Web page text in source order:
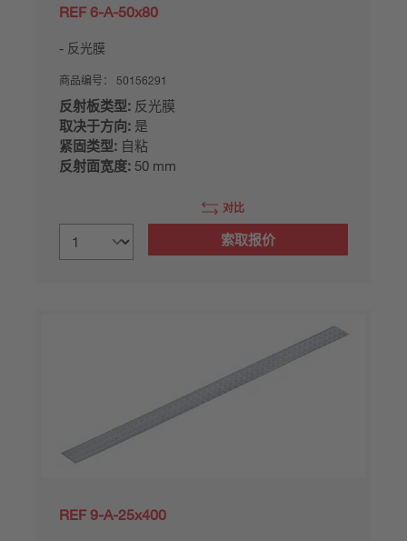
REF 6-A-50x80
反光膜
商品编号： 50156291
反射板类型: 反光膜
取决于方向: 是
紧固类型: 自粘
反射面宽度: 50 mm
对比
索取报价
REF 9-A-25x400